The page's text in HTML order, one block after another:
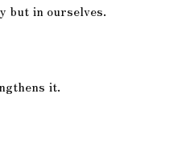
but in ourselves.
it.